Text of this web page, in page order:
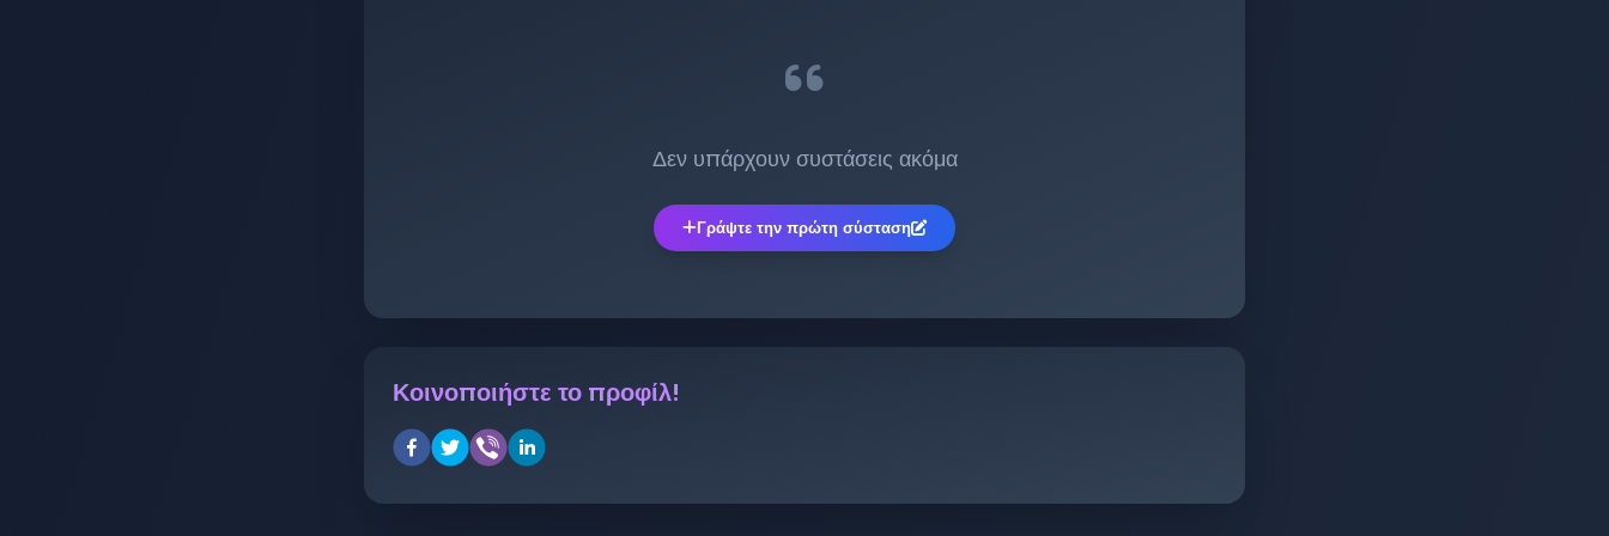
Δεν υπάρχουν συστάσεις ακόμα
Γράψτε την πρώτη σύσταση
Κοινοποιήστε το προφίλ!